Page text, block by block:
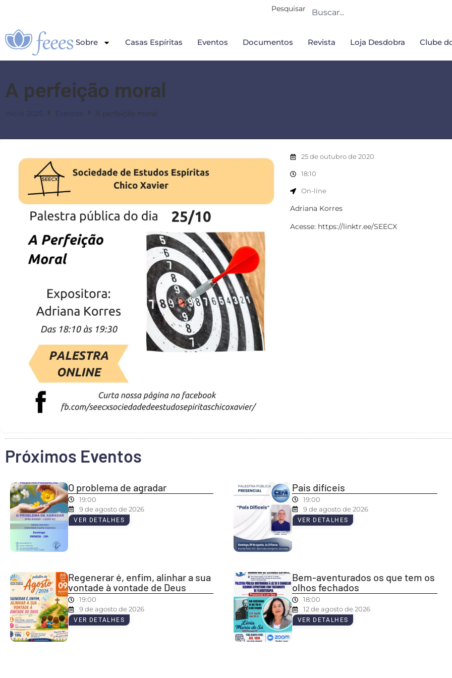
Pesquisar
Sobre Casas Espíritas Eventos Documentos Revista Loja Desdobra Clube
A perfeição moral
A perfeição moral
25 de outubro de 2020
18:10
On-line
Adriana Korres
Acesse: https://linktr.ee/SEECX
Próximos Eventos
O problema de agradar
19:00
9 de agosto de 2026
VER DETALHES
Pais difíceis
19:00
9 de agosto de 2026
VER DETALHES
Regenerar é, enfim, alinhar a sua
vontade à vontade de Deus
19:00
9 de agosto de 2026
VER DETALHES
Bem-aventurados os que tem os
olhos fechados
18:00
12 de agosto de 2026
VER DETALHES